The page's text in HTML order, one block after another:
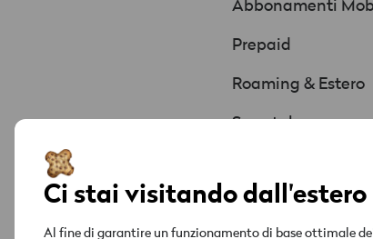
Abbonamenti
Prepaid
Roaming & Estero
Smartphone
Ci stai visitando dall'estero
Al fine di garantire un funzionamento di base ottimale